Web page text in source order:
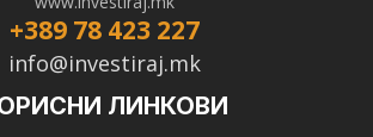
+389 78 423 227
info@investiraj.mk
ЛИНКОВИ